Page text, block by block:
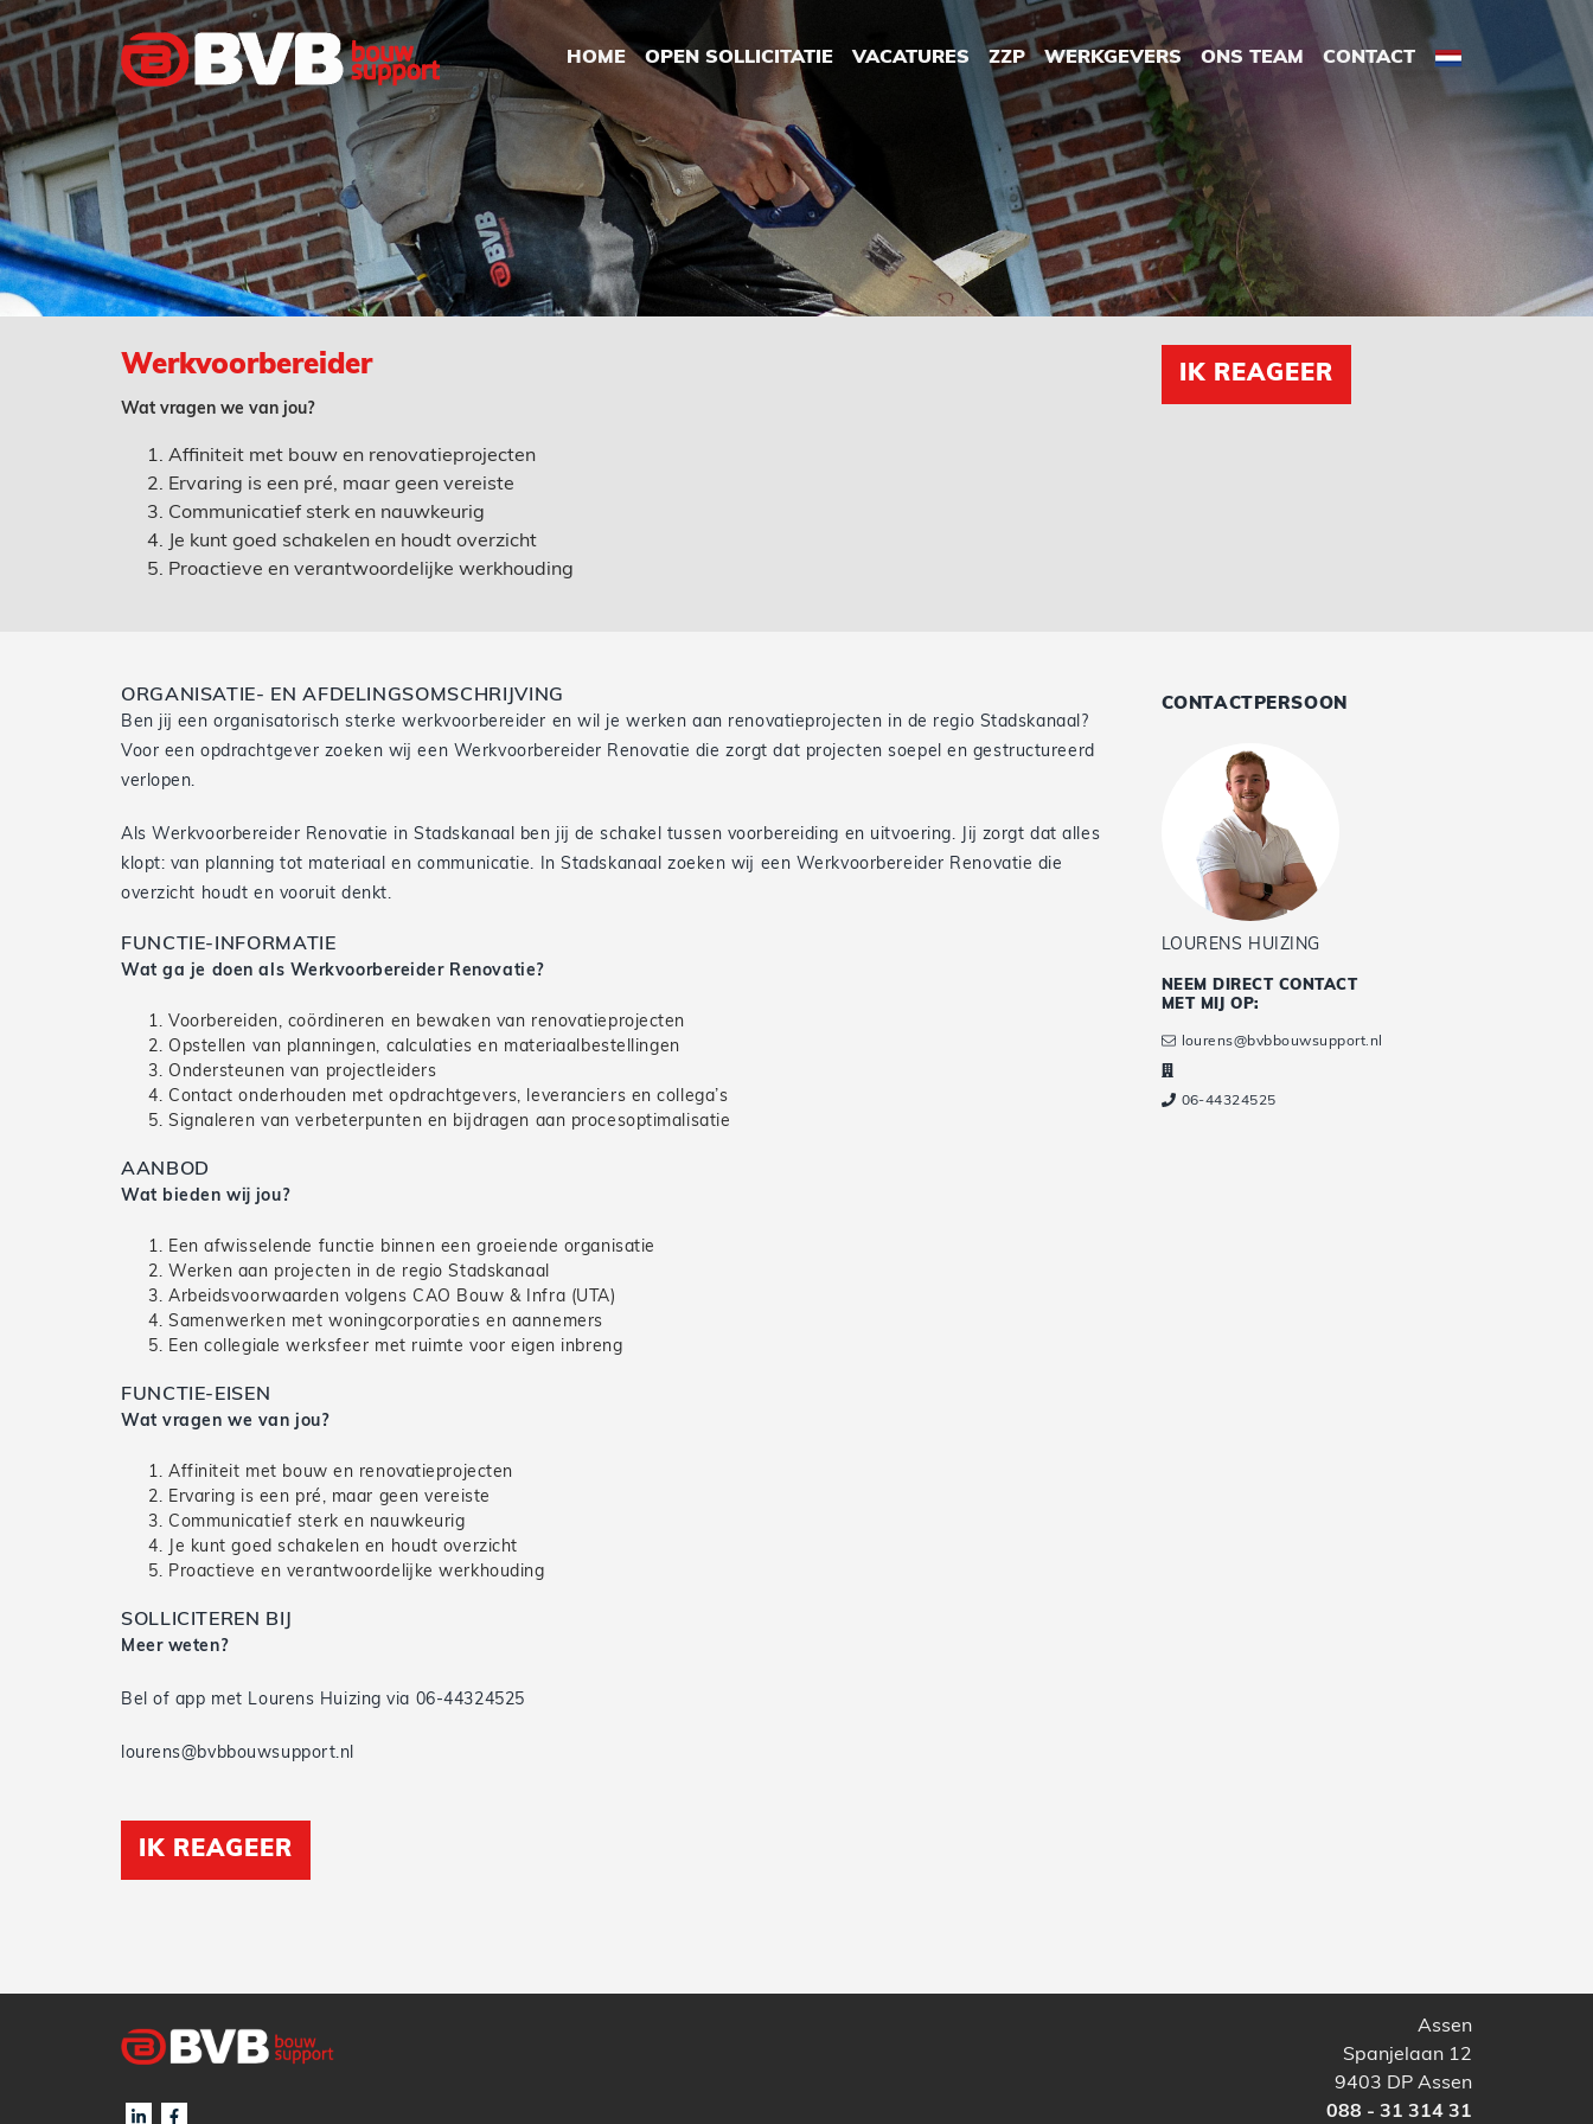
HOME OPEN SOLLICITATIE VACATURES ZZP WERKGEVERS ONS TEAM CONTACT
Werkvoorbereider
Wat vragen we van jou?
Affiniteit met bouw en renovatieprojecten
Ervaring is een pré, maar geen vereiste
Communicatief sterk en nauwkeurig
Je kunt goed schakelen en houdt overzicht
Proactieve en verantwoordelijke werkhouding
IK REAGEER
ORGANISATIE- EN AFDELINGSOMSCHRIJVING
Ben jij een organisatorisch sterke werkvoorbereider en wil je werken aan renovatieprojecten in de regio Stadskanaal?
Voor een opdrachtgever zoeken wij een Werkvoorbereider Renovatie die zorgt dat projecten soepel en gestructureerd
verlopen.
Als Werkvoorbereider Renovatie in Stadskanaal ben jij de schakel tussen voorbereiding en uitvoering. Jij zorgt dat alles
klopt: van planning tot materiaal en communicatie. In Stadskanaal zoeken wij een Werkvoorbereider Renovatie die
overzicht houdt en vooruit denkt.
FUNCTIE-INFORMATIE
Wat ga je doen als Werkvoorbereider Renovatie?
Voorbereiden, coördineren en bewaken van renovatieprojecten
Opstellen van planningen, calculaties en materiaalbestellingen
Ondersteunen van projectleiders
Contact onderhouden met opdrachtgevers, leveranciers en collega’s
Signaleren van verbeterpunten en bijdragen aan procesoptimalisatie
AANBOD
Wat bieden wij jou?
Een afwisselende functie binnen een groeiende organisatie
Werken aan projecten in de regio Stadskanaal
Arbeidsvoorwaarden volgens CAO Bouw & Infra (UTA)
Samenwerken met woningcorporaties en aannemers
Een collegiale werksfeer met ruimte voor eigen inbreng
FUNCTIE-EISEN
Wat vragen we van jou?
Affiniteit met bouw en renovatieprojecten
Ervaring is een pré, maar geen vereiste
Communicatief sterk en nauwkeurig
Je kunt goed schakelen en houdt overzicht
Proactieve en verantwoordelijke werkhouding
SOLLICITEREN BIJ
Meer weten?
Bel of app met Lourens Huizing via 06-44324525
lourens@bvbbouwsupport.nl
IK REAGEER
CONTACTPERSOON
LOURENS HUIZING
NEEM DIRECT CONTACT
MET MIJ OP:
lourens@bvbbouwsupport.nl
06-44324525
Assen
Spanjelaan 12
9403 DP Assen
088 - 31 314 31